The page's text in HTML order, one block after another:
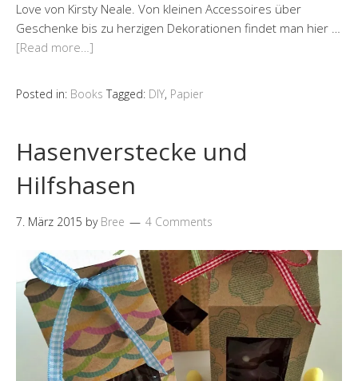
Love von Kirsty Neale. Von kleinen Accessoires über
Geschenke bis zu herzigen Dekorationen findet man hier …
[Read more…]
Posted in: Books Tagged: DIY, Papier
Hasenverstecke und
Hilfshasen
7. März 2015 by Bree 4 Comments